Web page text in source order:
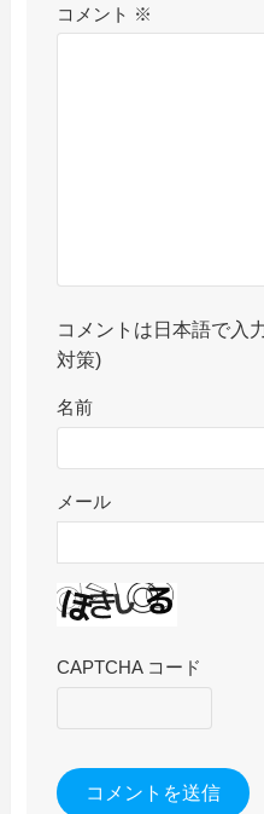
コメント ※
コメントは日本語で入
対策)
名前
メール
CAPTCHA コード